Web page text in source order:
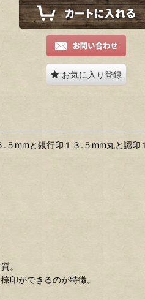
お気に入り登録
mmと銀行印１３.５mm丸と認
。
印ができるのが特徴。